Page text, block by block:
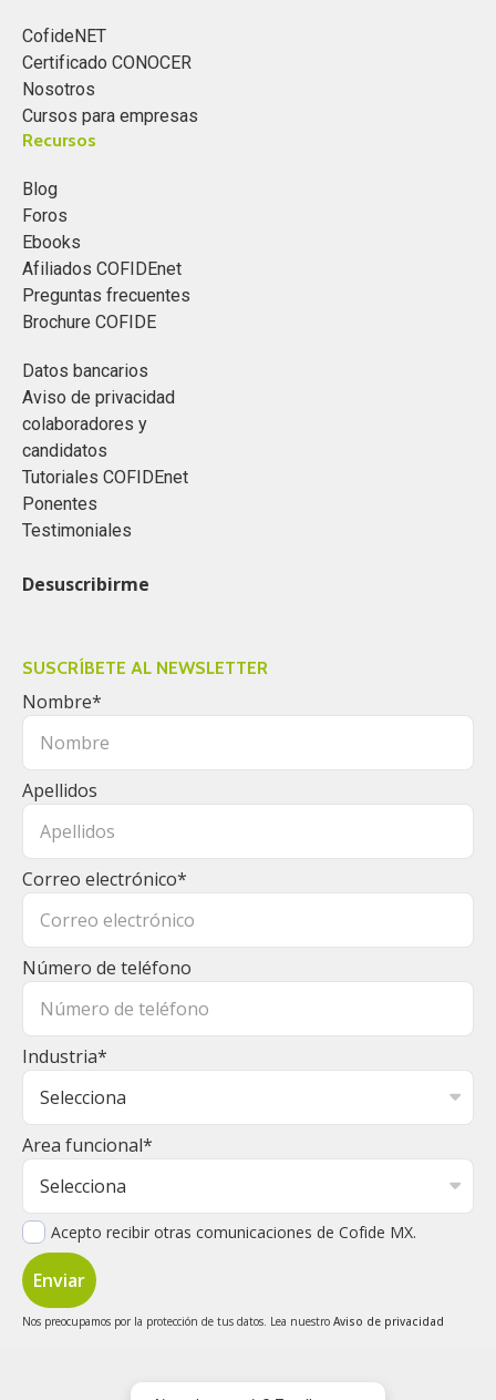
CofideNET
Certificado CONOCER
Nosotros
Cursos para empresas
Recursos
Blog
Foros
Ebooks
Afiliados COFIDEnet
Preguntas frecuentes
Brochure COFIDE
Datos bancarios
Aviso de privacidad
colaboradores y
candidatos
Tutoriales COFIDEnet
Ponentes
Testimoniales
Desuscribirme
SUSCRÍBETE AL NEWSLETTER
Nombre*
Apellidos
Correo electrónico*
Número de teléfono
Industria*
Area funcional*
Acepto recibir otras comunicaciones de Cofide MX.
Nos preocupamos por la protección de tus datos. Lea nuestro Aviso de privacidad